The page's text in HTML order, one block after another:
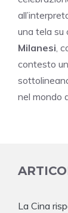
una tela su
Milanesi,
contesto
nel mondo
La Cina